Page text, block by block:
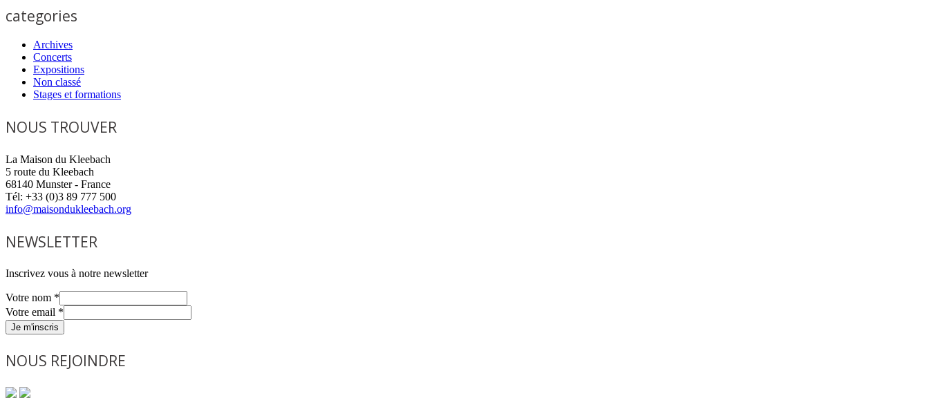
categories
Archives
Concerts
Expositions
Non classé
Stages et formations
NOUS TROUVER
La Maison du Kleebach
5 route du Kleebach
68140 Munster - France
Tél: +33 (0)3 89 777 500
info@maisondukleebach.org
NEWSLETTER
Inscrivez vous à notre newsletter
Votre nom *
Votre email *
Je m'inscris
NOUS REJOINDRE